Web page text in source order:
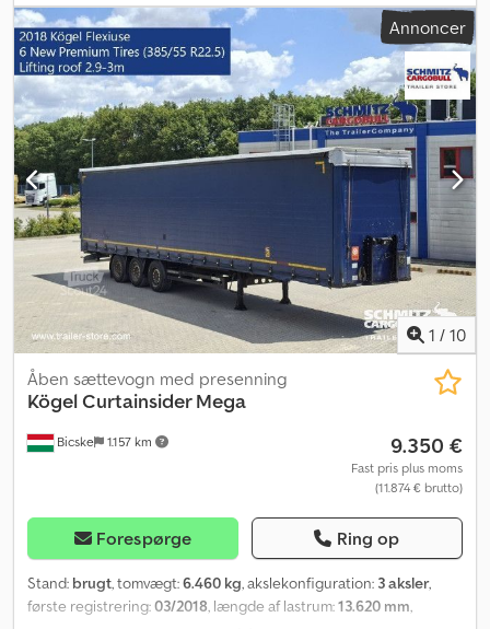
lastepladsvolumen:101 m³, dækstørrelse:385/55 R22,5,
Produktionsår:2018, Udstyr:ABS, Egentvægt: 6460 kg, DIN EN
12642-certifikat (kode XL), Lastområde (L B H): 13.620 mm x 2.480
mm x 3.000 mm. Dækstørrelse: 385/55 R22.5, Lastområdevolumen:
101 m³, 1. aksel: , 2. aksel: , 3. aksel: , Selvnivellerende affjedring,
Elektronisk bremssystem (EBS), Skydetag, 1 x 15-polet og 2 x 7-
polet stik, Sprøjteskærm, Løftbart tag (manuelt): 2,9 m - 3,0 m,
Gardinsystem. Se en oversigt over alle tilgængelige køretøjer på
vores hjemmeside. Har du brug for finansiering? Vi tilbyder
individuelle finansieringsløsninger, fuldservicekontrakter og
telematikydelser. Vi står gerne til rådighed for personlig
rådgivning. Dkedpsztg Avsfx Am Der
Annoncer
1 / 10
Bicske 1.157 km
Åben sættevogn med presenning
KögelCurtainsider Mega
9.350 €
Fast pris plus moms
(11.874 € brutto)
Forespørge Ring op
Stand: brugt, tomvægt:6.460 kg, akslekonfiguration: 3 aksler,
første registrering:03/2018, længde af lastrum:13.620 mm,